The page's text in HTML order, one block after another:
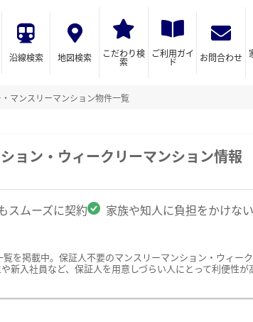
沿線検索 地図検索 こだわり検
索
ご利用ガイ
ド お問合わせ
マンスリーマンション物件一覧
ョン・ウィークリーマンション情報
スムーズに契約 家族や知人に負担をかけない
を掲載中。保証人不要のマンスリーマンション・ウィー
新入社員など、保証人を用意しづらい人にとって利便性